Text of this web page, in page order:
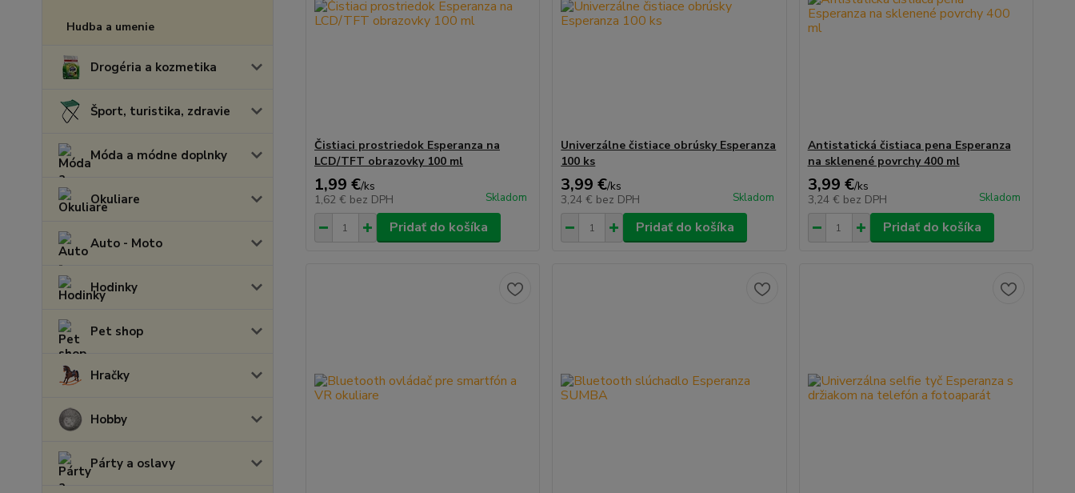
Hudba a umenie
Drogéria a kozmetika
Šport, turistika, zdravie
Móda a módne doplnky
Okuliare
Auto - Moto
Hodinky
Pet shop
Hračky
Hobby
Párty a oslavy
Čistiaci prostriedok Esperanza na
LCD/TFT obrazovky 100 ml
1,99 €/ks
1,62 € bez DPH Skladom
Pridať do košíka
Univerzálne čistiace obrúsky Esperanza
100 ks
3,99 €/ks
3,24 € bez DPH Skladom
Pridať do košíka
Antistatická čistiaca pena Esperanza
na sklenené povrchy 400 ml
3,99 €/ks
3,24 € bez DPH Skladom
Pridať do košíka